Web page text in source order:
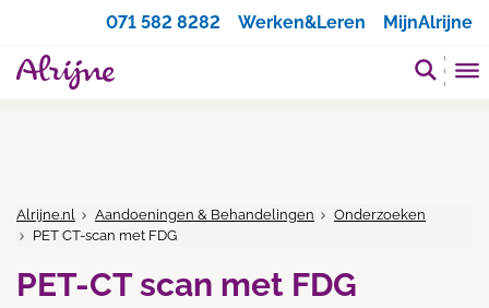
071 582 8282
Werken&Leren MijnAlrijne
Alrijne.nl Aandoeningen & Behandelingen
Onderzoeken
PET CT-scan met FDG
PET-CT scan met FDG